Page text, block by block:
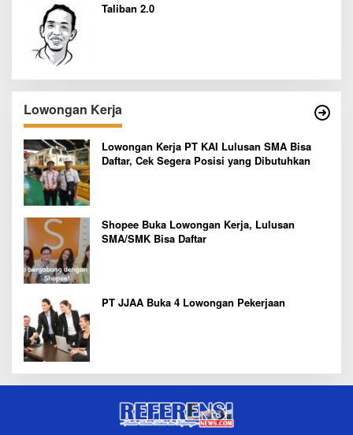
Taliban 2.0
Lowongan Kerja
Lowongan Kerja PT KAI Lulusan SMA Bisa
Daftar, Cek Segera Posisi yang Dibutuhkan
Shopee Buka Lowongan Kerja, Lulusan
SMA/SMK Bisa Daftar
PT JJAA Buka 4 Lowongan Pekerjaan